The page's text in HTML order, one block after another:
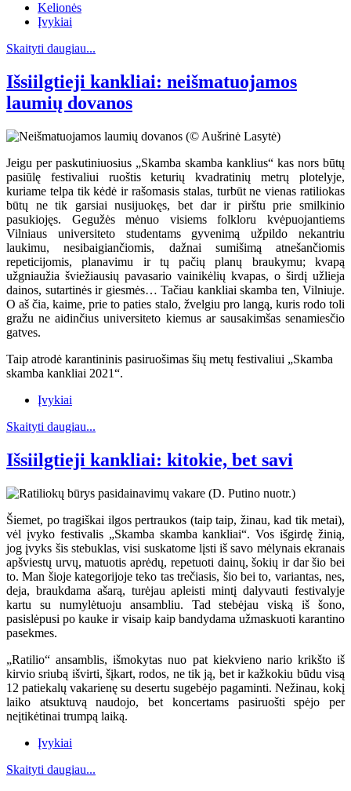
Kelionės
Įvykiai
Skaityti daugiau...
Išsiilgtieji kankliai: neišmatuojamos
laumių dovanos
Jeigu per paskutiniuosius „Skamba skamba kanklius“ kas nors būtų
pasiūlę festivaliui ruoštis keturių kvadratinių metrų plotelyje,
kuriame telpa tik kėdė ir rašomasis stalas, turbūt ne vienas ratiliokas
būtų ne tik garsiai nusijuokęs, bet dar ir pirštu prie smilkinio
pasukiojęs. Gegužės mėnuo visiems folkloru kvėpuojantiems
Vilniaus universiteto studentams gyvenimą užpildo nekantriu
laukimu, nesibaigiančiomis, dažnai sumišimą atnešančiomis
repeticijomis, planavimu ir tų pačių planų braukymu; kvapą
užgniaužia šviežiausių pavasario vainikėlių kvapas, o širdį užlieja
dainos, sutartinės ir giesmės… Tačiau kankliai skamba ten, Vilniuje.
O aš čia, kaime, prie to paties stalo, žvelgiu pro langą, kuris rodo toli
gražu ne aidinčius universiteto kiemus ar sausakimšas senamiesčio
gatves.
Taip atrodė karantininis pasiruošimas šių metų festivaliui „Skamba
skamba kankliai 2021“.
Įvykiai
Skaityti daugiau...
Išsiilgtieji kankliai: kitokie, bet savi
Šiemet, po tragiškai ilgos pertraukos (taip taip, žinau, kad tik metai),
vėl įvyko festivalis „Skamba skamba kankliai“. Vos išgirdę žinią,
jog įvyks šis stebuklas, visi suskatome lįsti iš savo mėlynais ekranais
apšviestų urvų, matuotis aprėdų, repetuoti dainų, šokių ir dar šio bei
to. Man šioje kategorijoje teko tas trečiasis, šio bei to, variantas, nes,
deja, braukdama ašarą, turėjau apleisti mintį dalyvauti festivalyje
kartu su numylėtuoju ansambliu. Tad stebėjau viską iš šono,
pasislėpusi po kauke ir visaip kaip bandydama užmaskuoti karantino
pasekmes.
„Ratilio“ ansamblis, išmokytas nuo pat kiekvieno nario krikšto iš
kirvio sriubą išvirti, šįkart, rodos, ne tik ją, bet ir kažkokiu būdu visą
12 patiekalų vakarienę su desertu sugebėjo pagaminti. Nežinau, kokį
laiko atsuktuvą naudojo, bet koncertams pasiruošti spėjo per
neįtikėtinai trumpą laiką.
Įvykiai
Skaityti daugiau...